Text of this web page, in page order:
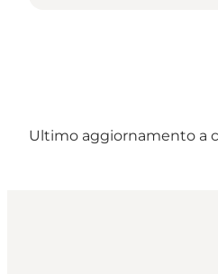
Ultimo aggiornamento a